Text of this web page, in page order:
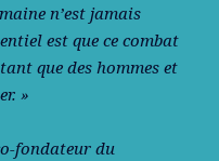
n’est jamais
est que ce combat
que des hommes et
»
fondateur du